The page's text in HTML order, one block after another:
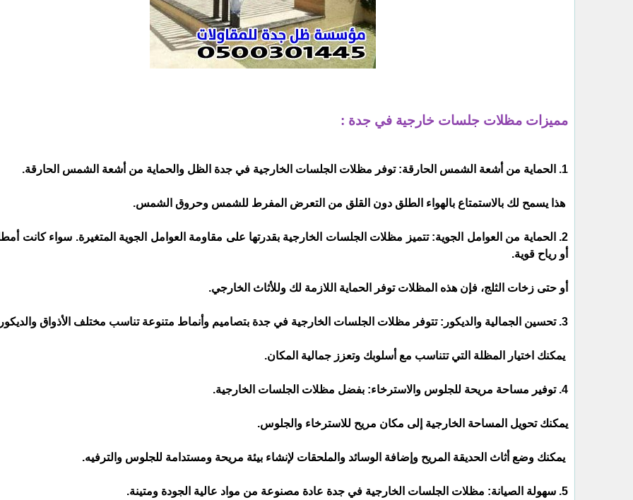
مميزات مظلات جلسات خارجية في جدة :
1. الحماية من أشعة الشمس الحارقة: توفر مظلات الجلسات الخارجية في جدة الظل والحماية من أشعة الشمس الحارقة.
هذا يسمح لك بالاستمتاع بالهواء الطلق دون القلق من التعرض المفرط للشمس وحروق الشمس.
2. الحماية من العوامل الجوية: تتميز مظلات الجلسات الخارجية بقدرتها على مقاومة العوامل الجوية المتغيرة. سواء كانت
أو رياح قوية.
أو حتى زخات الثلج، فإن هذه المظلات توفر الحماية اللازمة لك وللأثاث الخارجي.
3. تحسين الجمالية والديكور: تتوفر مظلات الجلسات الخارجية في جدة بتصاميم وأنماط متنوعة تناسب مختلف الأذواق والديكورات.
يمكنك اختيار المظلة التي تتناسب مع أسلوبك وتعزز جمالية المكان.
4. توفير مساحة مريحة للجلوس والاسترخاء: بفضل مظلات الجلسات الخارجية.
يمكنك تحويل المساحة الخارجية إلى مكان مريح للاسترخاء والجلوس.
يمكنك وضع أثاث الحديقة المريح وإضافة الوسائد والملحقات لإنشاء بيئة مريحة ومستدامة للجلوس والترفيه.
5. سهولة الصيانة: مظلات الجلسات الخارجية في جدة عادة مصنوعة من مواد عالية الجودة ومتينة.